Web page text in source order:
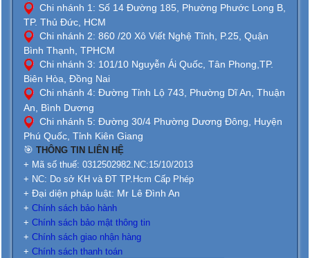
Chi nhánh 1: Số 14 Đường 185, Phường Phước Long B,
TP. Thủ Đức, HCM
Chi nhánh 2: 860 /20 Xô Viết Nghệ Tĩnh, P.25, Quận
Bình Thạnh, TPHCM
Chi nhánh 3: 101/10 Nguyễn Ái Quốc, Tân Phong,TP.
Biên Hòa, Đồng Nai
Chi nhánh 4: Đường Tỉnh Lộ 743, Phường Dĩ An, Thuận
An, Bình Dương
Chi nhánh 5: Đường 30/4 Phường Dương Đông, Huyện
Phú Quốc, Tỉnh Kiên Giang
🎯 THÔNG TIN LIÊN HỆ
+ Mã số thuế: 0312502982.NC:15/10/2013
+ NC: Do sở KH và ĐT TP.Hcm Cấp Phép
+ Đại diện pháp luật: Mr Lê Đình An
+ Chính sách bảo hành
+ Chính sách bảo mật thông tin
+ Chính sách giao nhận hàng
+ Chính sách thanh toán